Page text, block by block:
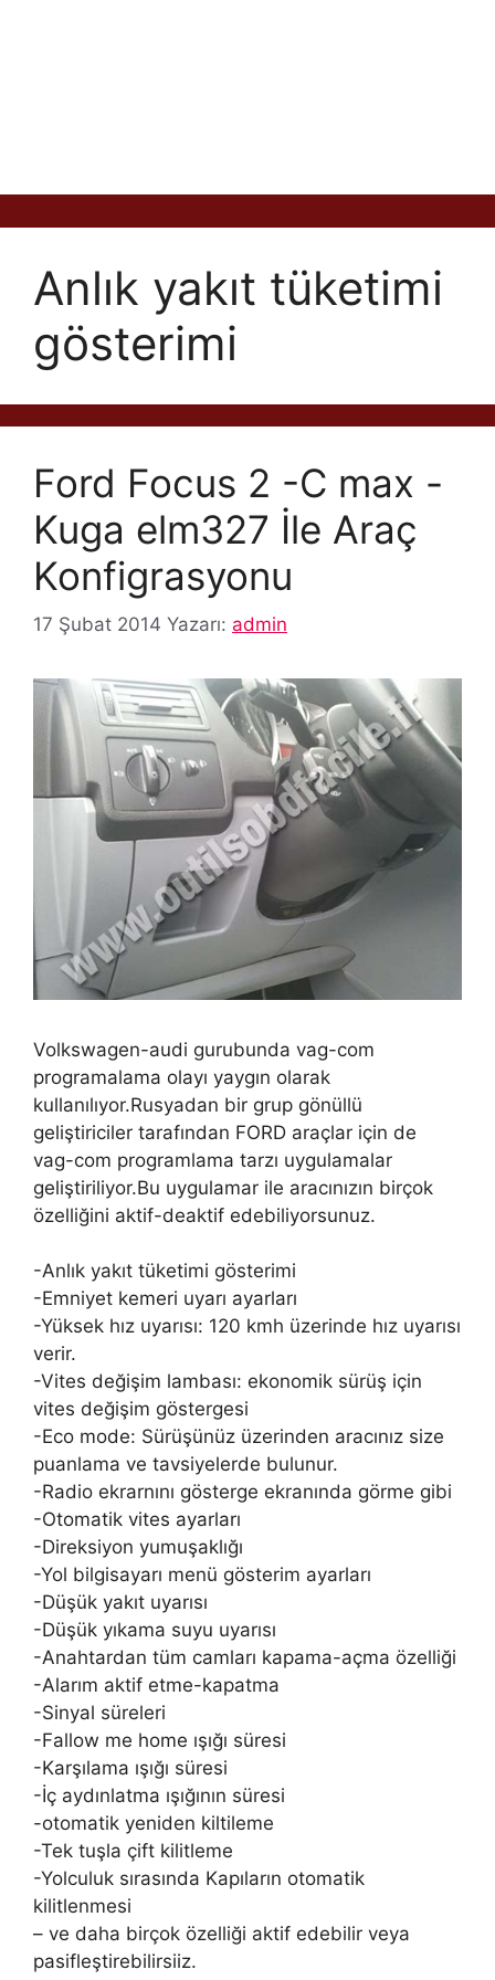
Anlık yakıt tüketimi
gösterimi
Ford Focus 2 -C max -
Kuga elm327 İle Araç
Konfigrasyonu
17 Şubat 2014 Yazarı: admin
Volkswagen-audi gurubunda vag-com
programalama olayı yaygın olarak
kullanılıyor.Rusyadan bir grup gönüllü
geliştiriciler tarafından FORD araçlar için de
vag-com programlama tarzı uygulamalar
geliştiriliyor.Bu uygulamar ile aracınızın birçok
özelliğini aktif-deaktif edebiliyorsunuz.
-Anlık yakıt tüketimi gösterimi
-Emniyet kemeri uyarı ayarları
-Yüksek hız uyarısı: 120 kmh üzerinde hız uyarısı
verir.
-Vites değişim lambası: ekonomik sürüş için
vites değişim göstergesi
-Eco mode: Sürüşünüz üzerinden aracınız size
puanlama ve tavsiyelerde bulunur.
-Radio ekrarnını gösterge ekranında görme gibi
-Otomatik vites ayarları
-Direksiyon yumuşaklığı
-Yol bilgisayarı menü gösterim ayarları
-Düşük yakıt uyarısı
-Düşük yıkama suyu uyarısı
-Anahtardan tüm camları kapama-açma özelliği
-Alarım aktif etme-kapatma
-Sinyal süreleri
-Fallow me home ışığı süresi
-Karşılama ışığı süresi
-İç aydınlatma ışığının süresi
-otomatik yeniden kiltileme
-Tek tuşla çift kilitleme
-Yolculuk sırasında Kapıların otomatik
kilitlenmesi
– ve daha birçok özelliği aktif edebilir veya
pasifleştirebilirsiiz.